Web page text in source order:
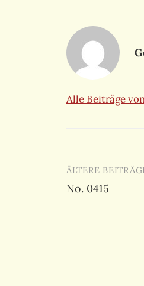
Alle Beiträge
ÄLTERE
No. 0415